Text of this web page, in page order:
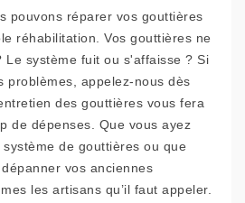
pouvons réparer vos gouttières
réhabilitation. Vos gouttières ne
Le système fuit ou s'affaisse ? Si
problèmes, appelez-nous dès
des gouttières vous fera
de dépenses. Que vous ayez
de gouttières ou que
vos anciennes
les artisans qu’il faut appeler.